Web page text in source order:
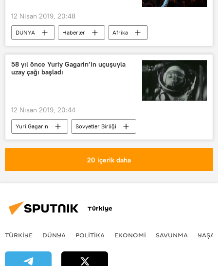
12 Nisan 2019, 20:48
DÜNYA Haberler
Afrika
Sudan
Sudan Devlet Başkanı Ömer el Beşir
Avad Muhammed Ahmed bin Avf
58 yıl önce Yuriy Gagarin’in uçuşuyla
uzay çağı başladı
12 Nisan 2019, 20:44
Yuri Gagarin
Sovyetler Birliği
Rusya
Valentina Tereşkova
20 içerik daha
Türkiye
TÜRKIYE DÜNYA POLİTİKA EKONOMİ SAVUNMA